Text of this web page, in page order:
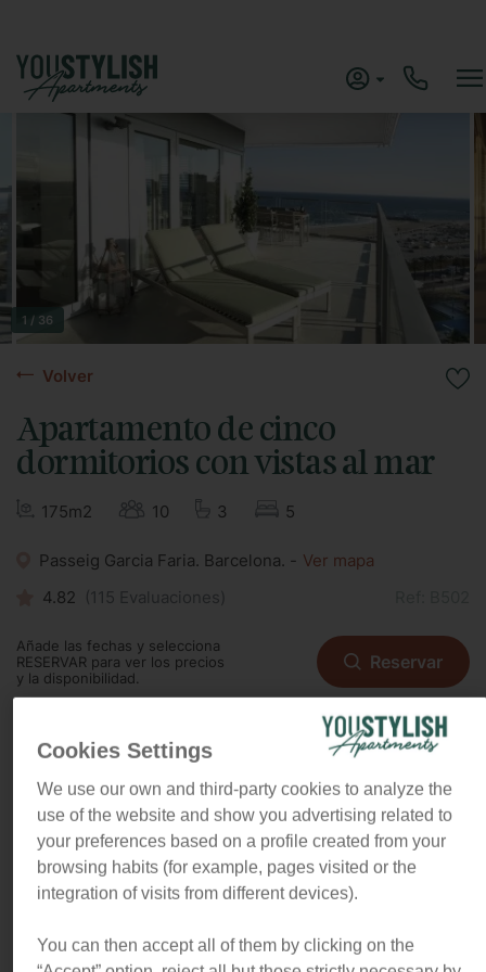
Volver
Apartamento de cinco
dormitorios con vistas al mar
175m2 10 3 5
Passeig Garcia Faria. Barcelona. - Ver mapa
4.82 ( 115 Evaluaciones)
1 / 36
Añade las fechas y selecciona
RESERVAR para ver los precios
y la disponibilidad.
Reservar
"Este apartamento tiene todo lo
que necesitas para disfrutar del
verano: ubicado justo en la playa y
cuenta con una enorme terraza
con una impresionante vista al
mar."
Cookies Settings
We use our own and third-party cookies to analyze the
use of the website and show you advertising related to
your preferences based on a profile created from your
browsing habits (for example, pages visited or the
integration of visits from different devices).
You can then accept all of them by clicking on the